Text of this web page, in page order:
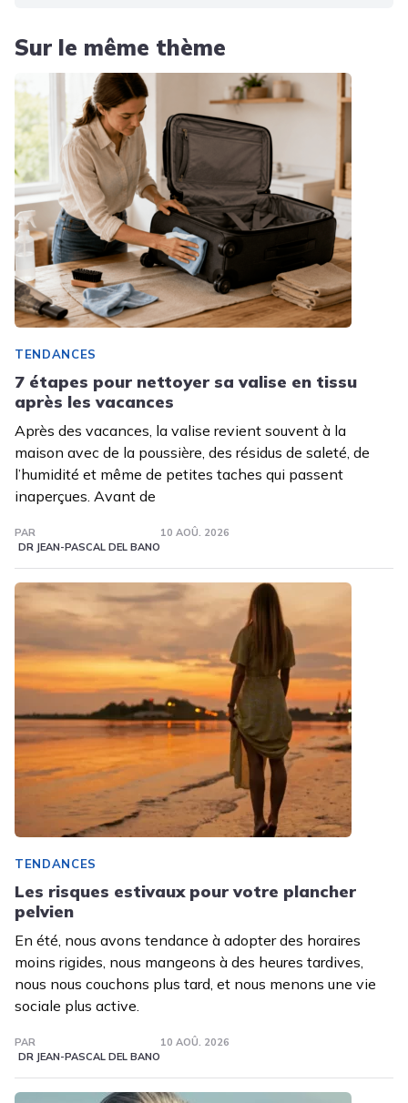
Sur le même thème
TENDANCES
7 étapes pour nettoyer sa valise en tissu
après les vacances
Après des vacances, la valise revient souvent à la
maison avec de la poussière, des résidus de saleté, de
l’humidité et même de petites taches qui passent
inaperçues. Avant de
PAR
DR JEAN-PASCAL DEL BANO
10 AOÛ. 2026
TENDANCES
Les risques estivaux pour votre plancher
pelvien
En été, nous avons tendance à adopter des horaires
moins rigides, nous mangeons à des heures tardives,
nous nous couchons plus tard, et nous menons une vie
sociale plus active.
PAR
DR JEAN-PASCAL DEL BANO
10 AOÛ. 2026